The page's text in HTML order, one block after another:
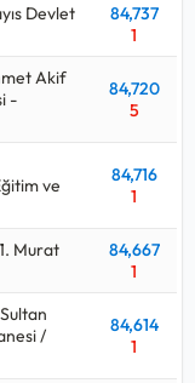
Devlet
84,737
1
Akif
-
84,720
5
ve
84,716
1
Murat
84,667
1
/
84,614
1